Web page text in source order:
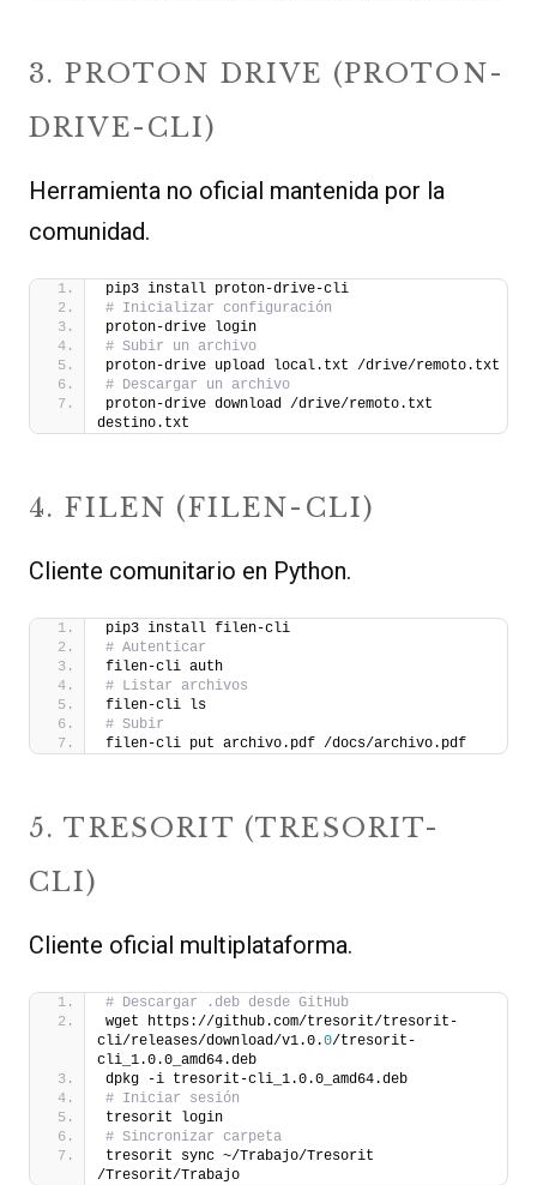
3. PROTON DRIVE (PROTON-
DRIVE-CLI)
Herramienta no oficial mantenida por la
comunidad.
pip3 install proton-drive-cli
# Inicializar configuración
proton-drive login
# Subir un archivo
proton-drive upload local.txt /drive/remoto.txt
# Descargar un archivo
proton-drive download /drive/remoto.txt
destino.txt
4. FILEN (FILEN-CLI)
Cliente comunitario en Python.
pip3 install filen-cli
# Autenticar
filen-cli auth
# Listar archivos
filen-cli ls
# Subir
filen-cli put archivo.pdf /docs/archivo.pdf
5. TRESORIT (TRESORIT-
CLI)
Cliente oficial multiplataforma.
# Descargar .deb desde GitHub
wget https://github.com/tresorit/tresorit-
cli/releases/download/v1.0.0/tresorit-
cli_1.0.0_amd64.deb
dpkg -i tresorit-cli_1.0.0_amd64.deb
# Iniciar sesión
tresorit login
# Sincronizar carpeta
tresorit sync ~/Trabajo/Tresorit
/Tresorit/Trabajo